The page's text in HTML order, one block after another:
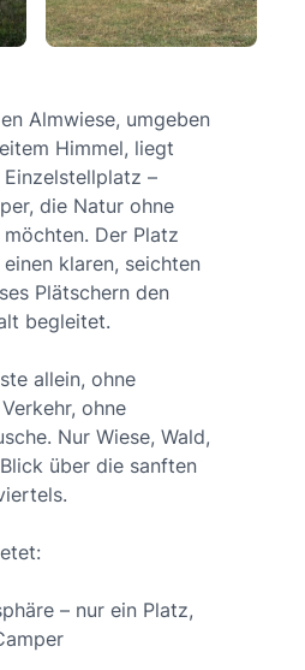
Almwiese, umgeben
Himmel, liegt
–
die Natur ohne
Der Platz
klaren, seichten
Plätschern den
begleitet.
allein, ohne
ohne
Nur Wiese, Wald,
über die sanften
– nur ein Platz,